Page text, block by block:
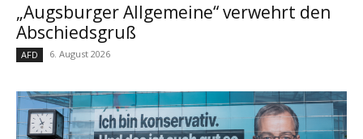
„Augsburger Allgemeine“ verwehrt den
Abschiedsgruß
AFD 6. August 2026